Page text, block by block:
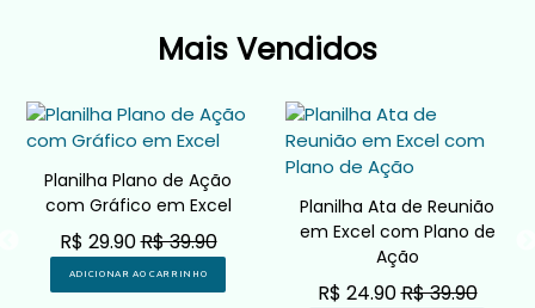
Mais Vendidos
Planilha Plano de Ação
com Gráfico em Excel
R$ 29.90R$ 39.90
ADICIONAR AO CARRINHO
Planilha Ata de Reunião
em Excel com Plano de
Ação
R$ 24.90R$ 39.90